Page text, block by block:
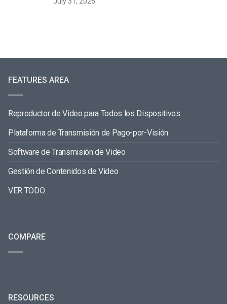
FEATURES AREA
Reproductor de Video para Todos los Dispositivos
Plataforma de Transmisión de Pago-por-Visión
Software de Transmisión de Video
Gestión de Contenidos de Video
VER TODO
COMPARE
RESOURCES